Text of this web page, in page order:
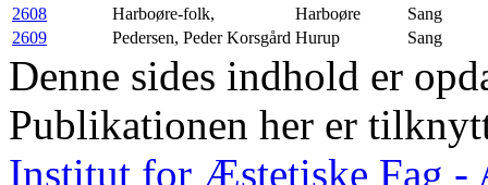
2608
Harboøre-folk, Harboøre
Sang
2609
Pedersen, Peder Korsgård Hurup Sang
Denne sides indhold er
Publikationen her er
Institut for Æstetiske Fag -